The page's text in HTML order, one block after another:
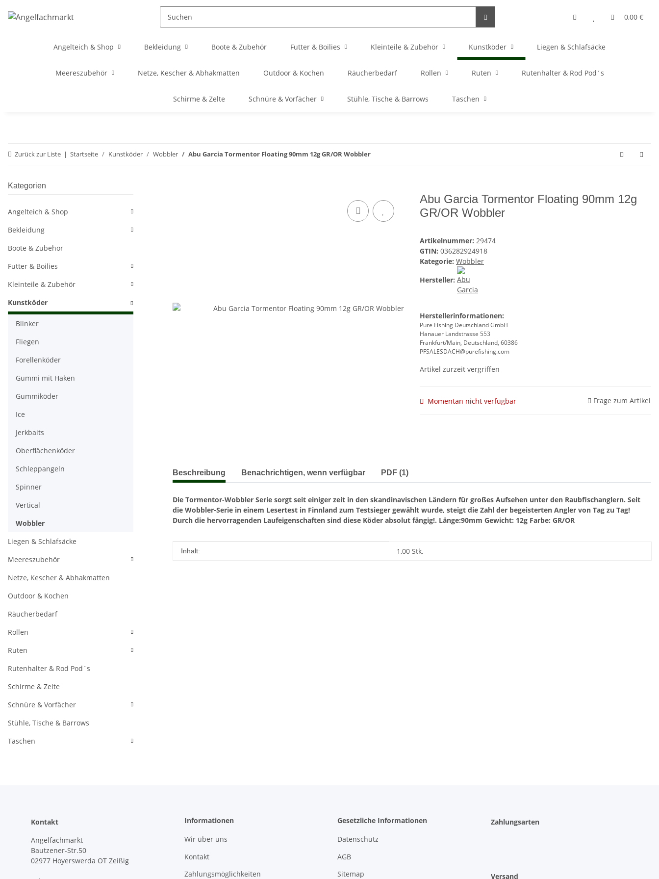
0,00 €
Angelteich & Shop Bekleidung Boote & Zubehör Futter & Boilies Kleinteile & Zubehör Kunstköder Liegen & Schlafsäcke
Meereszubehör Netze, Kescher & Abhakmatten Outdoor & Kochen Räucherbedarf Rollen Ruten Rutenhalter & Rod Pod´s
Schirme & Zelte Schnüre & Vorfächer Stühle, Tische & Barrows Taschen
Zurück zur Liste Startseite Kunstköder Wobbler Abu Garcia Tormentor Floating 90mm 12g GR/OR Wobbler
Abu Garcia Tormentor Floating 90mm 12g
GR/OR Wobbler
Artikelnummer: 29474
GTIN: 036282924918
Kategorie: Wobbler
Hersteller:
Herstellerinformationen:
Pure Fishing Deutschland GmbH
Hanauer Landstrasse 553
Frankfurt/Main, Deutschland, 60386
PFSALESDACH@purefishing.com
Artikel zurzeit vergriffen
Momentan nicht verfügbar Frage zum Artikel
weitere Registerkarten anzeigen
Beschreibung Benachrichtigen, wenn verfügbar PDF (1)
Die Tormentor-Wobbler Serie sorgt seit einiger zeit in den skandinavischen Ländern für großes Aufsehen unter den Raubfischanglern. Seit
die Wobbler-Serie in einem Lesertest in Finnland zum Testsieger gewählt wurde, steigt die Zahl der begeisterten Angler von Tag zu Tag!
Durch die hervorragenden Laufeigenschaften sind diese Köder absolut fängig!. Länge:90mm Gewicht: 12g Farbe: GR/OR
Produkteigenschaft
Wert
Inhalt: 1,00 Stk.
Kategorien
Angelteich & Shop
Bekleidung
Boote & Zubehör
Futter & Boilies
Kleinteile & Zubehör
Kunstköder
Blinker
Fliegen
Forellenköder
Gummi mit Haken
Gummiköder
Ice
Jerkbaits
Oberflächenköder
Schleppangeln
Spinner
Vertical
Wobbler
Liegen & Schlafsäcke
Meereszubehör
Netze, Kescher & Abhakmatten
Outdoor & Kochen
Räucherbedarf
Rollen
Ruten
Rutenhalter & Rod Pod´s
Schirme & Zelte
Schnüre & Vorfächer
Stühle, Tische & Barrows
Taschen
Kontakt
Angelfachmarkt
Bautzener-Str.50
02977 Hoyerswerda OT Zeißig
Informationen
Wir über uns
Kontakt
Zahlungsmöglichkeiten
Gesetzliche Informationen
Datenschutz
AGB
Sitemap
Zahlungsarten
Versand